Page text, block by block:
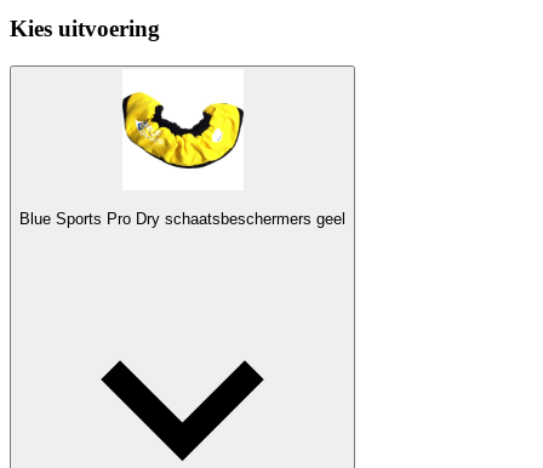
Kies uitvoering
Blue Sports Pro Dry schaatsbeschermers geel